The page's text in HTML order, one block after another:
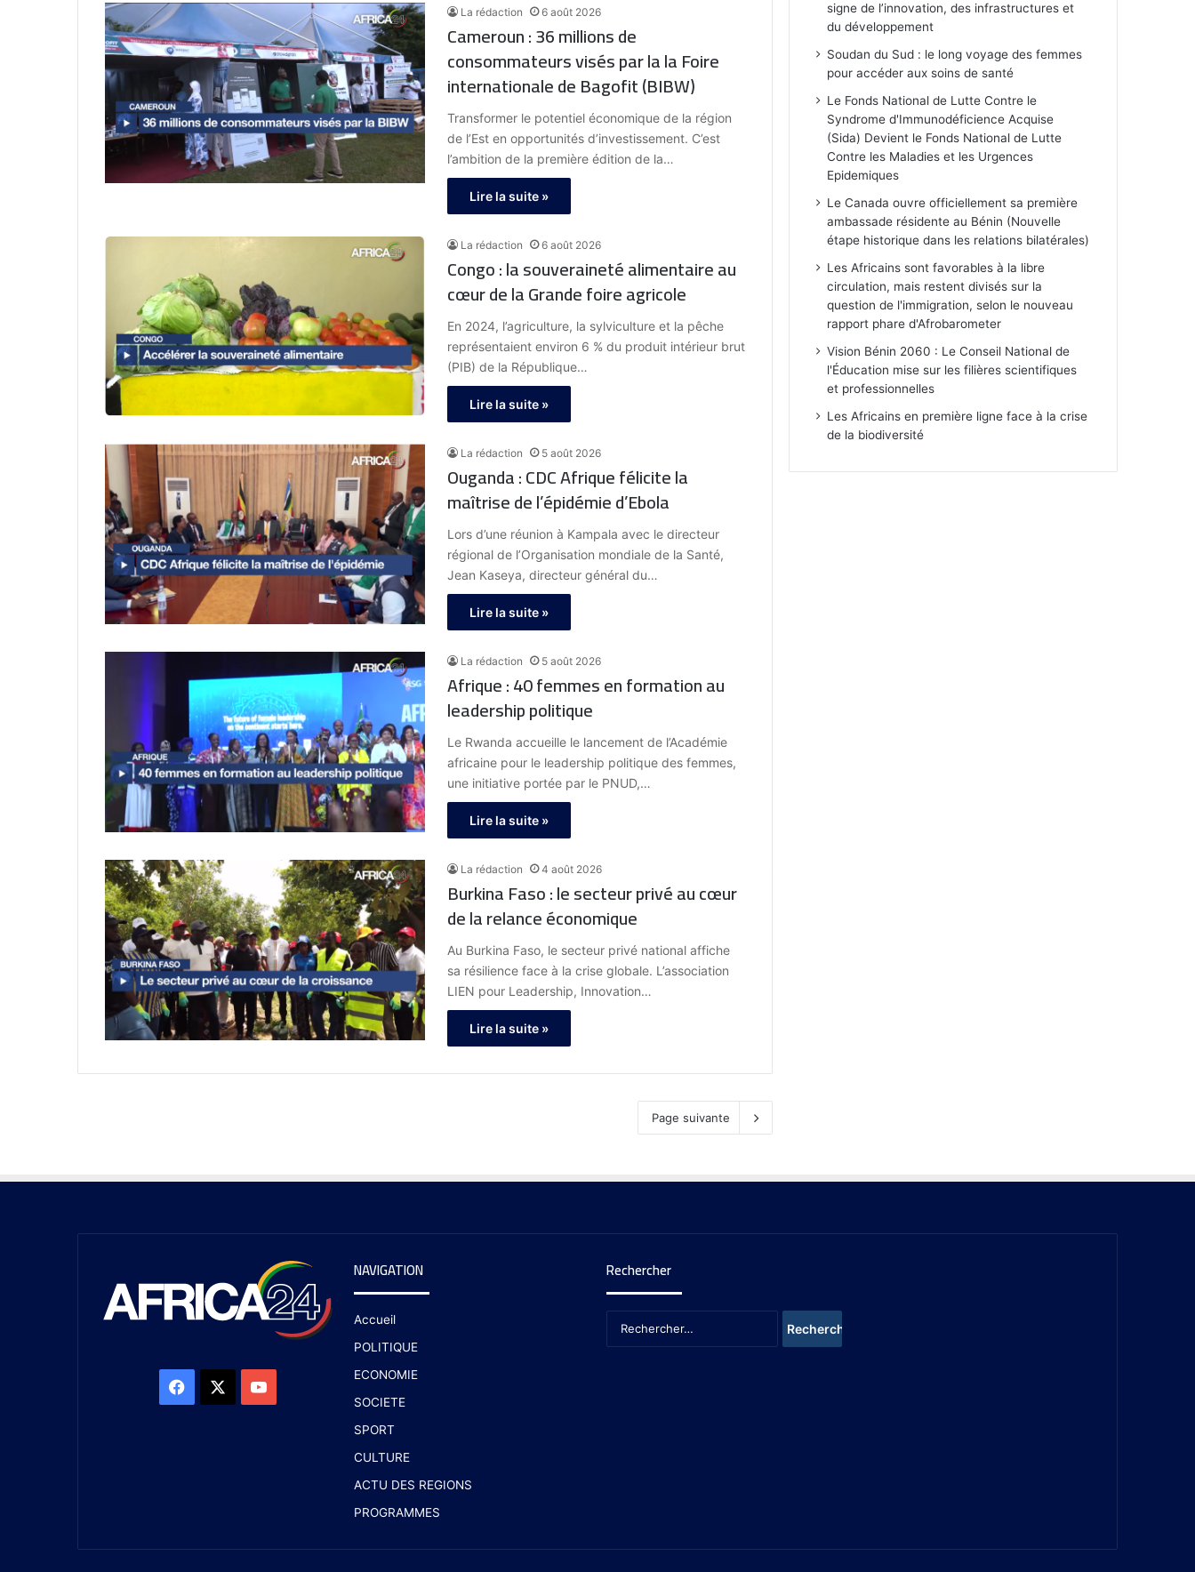
La rédaction 6 août 2026
Cameroun : 36 millions de
consommateurs visés par la la Foire
internationale de Bagofit (BIBW)
Transformer le potentiel économique de la région
de l’Est en opportunités d’investissement. C’est
l’ambition de la première édition de la…
Lire la suite »
La rédaction 6 août 2026
Congo : la souveraineté alimentaire au
cœur de la Grande foire agricole
En 2024, l’agriculture, la sylviculture et la pêche
représentaient environ 6 % du produit intérieur brut
(PIB) de la République…
Lire la suite »
La rédaction 5 août 2026
Ouganda : CDC Afrique félicite la
maîtrise de l’épidémie d’Ebola
Lors d’une réunion à Kampala avec le directeur
régional de l’Organisation mondiale de la Santé,
Jean Kaseya, directeur général du…
Lire la suite »
La rédaction 5 août 2026
Afrique : 40 femmes en formation au
leadership politique
Le Rwanda accueille le lancement de l’Académie
africaine pour le leadership politique des femmes,
une initiative portée par le PNUD,…
Lire la suite »
La rédaction 4 août 2026
Burkina Faso : le secteur privé au cœur
de la relance économique
Au Burkina Faso, le secteur privé national affiche
sa résilience face à la crise globale. L’association
LIEN pour Leadership, Innovation…
Lire la suite »
Page suivante
signe de l’innovation, des infrastructures et
du développement
Soudan du Sud : le long voyage des femmes
pour accéder aux soins de santé
Le Fonds National de Lutte Contre le
Syndrome d'Immunodéficience Acquise
(Sida) Devient le Fonds National de Lutte
Contre les Maladies et les Urgences
Epidemiques
Le Canada ouvre officiellement sa première
ambassade résidente au Bénin (Nouvelle
étape historique dans les relations bilatérales)
Les Africains sont favorables à la libre
circulation, mais restent divisés sur la
question de l'immigration, selon le nouveau
rapport phare d'Afrobarometer
Vision Bénin 2060 : Le Conseil National de
l'Éducation mise sur les filières scientifiques
et professionnelles
Les Africains en première ligne face à la crise
de la biodiversité
NAVIGATION
Accueil
POLITIQUE
ECONOMIE
SOCIETE
SPORT
CULTURE
ACTU DES REGIONS
PROGRAMMES
Rechercher